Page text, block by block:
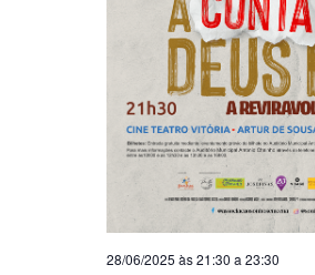
28/06/2025 às 21:30 a 23:30